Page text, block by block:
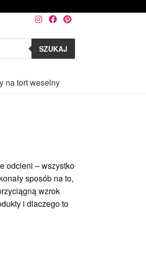
SZUKAJ
na tort weselny
odcieni – wszystko
sposób na to,
wzrok
i dlaczego to